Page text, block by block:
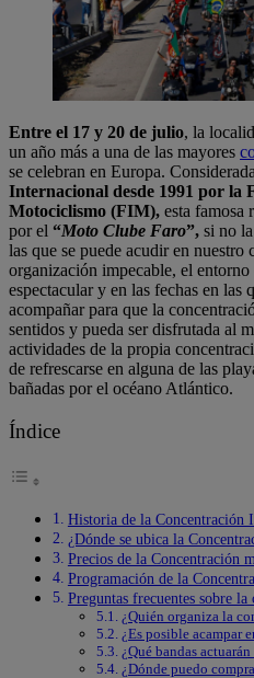
Entre el 17 y 20 de julio, la
un año más a una de las mayores
se celebran en Europa.
Internacional desde 1991 por la
Motociclismo (FIM), esta famosa
por el “Moto Clube Faro”, si no
las que se puede acudir en nuestro
organización impecable, el entorno
espectacular y en las fechas en las
acompañar para que la
sentidos y pueda ser disfrutada al
actividades de la propia
de refrescarse en alguna de las
bañadas por el océano Atlántico.
Índice
Historia de la Concentración
¿Dónde se ubica la
Precios de la Concentración
Programación de la
Preguntas frecuentes sobre
¿Quién organiza la
¿Es posible acampar
¿Qué bandas
¿Dónde puedo